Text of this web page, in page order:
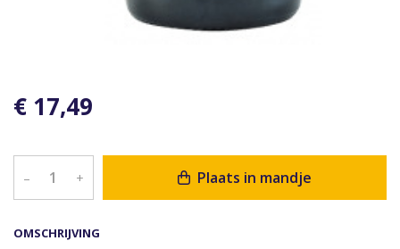
OMSCHRIJVING
€ 17,49
– + Plaats in mandje